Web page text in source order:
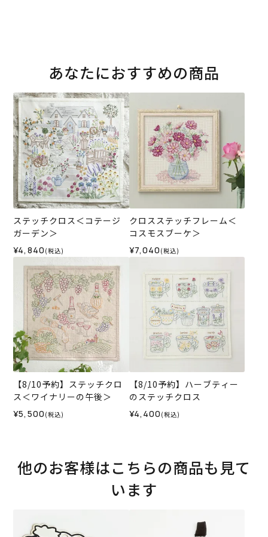
あなたにおすすめの商品
ステッチクロス＜コテージ
ガーデン＞
¥4,840 (税込)
クロスステッチフレーム＜
コスモスブーケ＞
¥7,040 (税込)
【8/10予約】ステッチクロ
ス＜ワイナリーの午後＞
¥5,500 (税込)
【8/10予約】ハーブティー
のステッチクロス
¥4,400 (税込)
他のお客様はこちらの商品も見て
います